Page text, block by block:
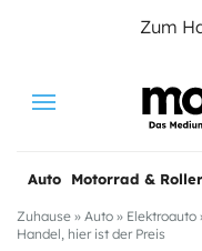
Zum
Menu
Auto Motorrad & Roller
Zuhause » Auto » Elektroauto
Handel, hier ist der Preis